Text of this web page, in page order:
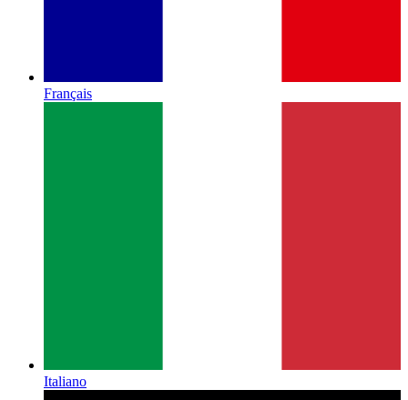
Français
Italiano